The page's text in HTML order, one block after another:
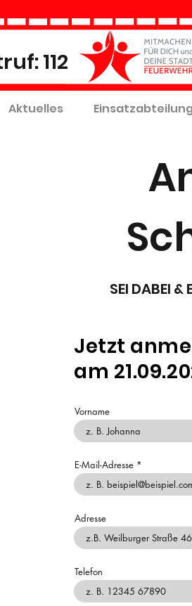
112
Aktuelles
SEI DABEI &
Jetzt
am
Vorname
E-Mail-Adresse
Adresse
Telefon